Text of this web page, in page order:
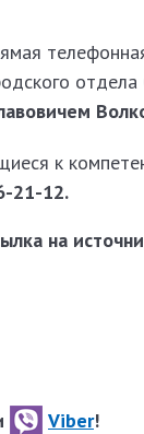
к
21-12.
на
Viber!